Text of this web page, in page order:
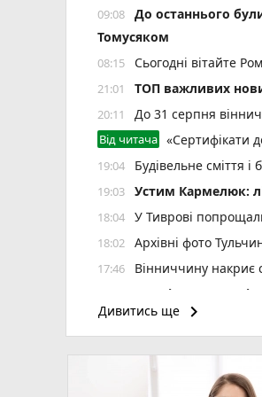
09:08
До останнього
Томусяком
08:15 Сьогодні вітайте
21:01 ТОП важливих
20:11 До 31 серпня
Від читача «Сертифікати
19:04 Будівельне сміття
19:03 Устим Кармелюк:
18:04 У Тиврові
18:02 Архівні фото
17:46 Вінниччину накриє
Інсулін та
17:08 Прийшли з обшуком
Дивитись ще keyboard_arrow_right